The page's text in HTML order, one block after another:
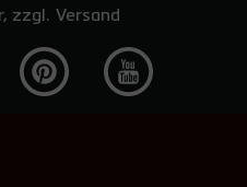
zzgl. Versand